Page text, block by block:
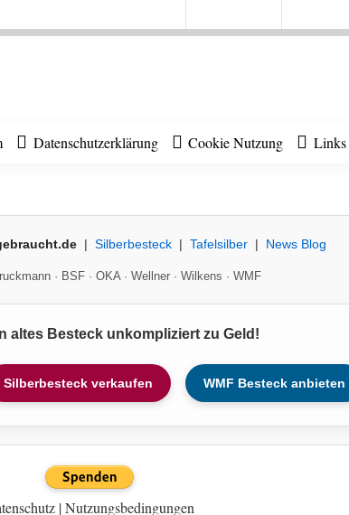
Datenschutzerklärung Cookie Nutzung Links
| Silberbesteck | Tafelsilber | News Blog
· BSF· OKA· Wellner· Wilkens · WMF
altes Besteck unkompliziert zu Geld!
Silberbesteck verkaufen WMF Besteck anbieten
|Nutzungsbedingungen